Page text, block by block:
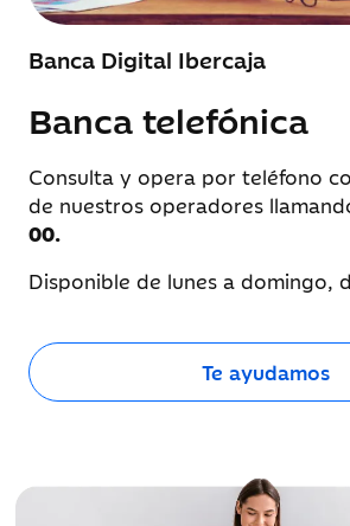
Banca Digital Ibercaja
Banca telefónica
Consulta y opera por teléfono
de nuestros operadores
00.
Disponible de lunes a domingo,
Te ayudamos